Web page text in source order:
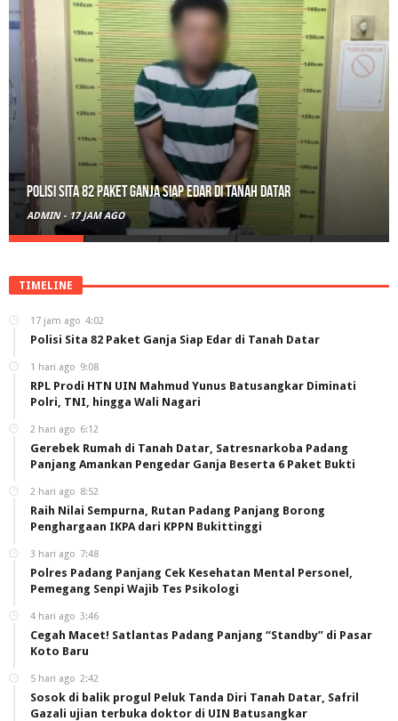
Polisi Sita 82 Paket Ganja Siap Edar di Tanah Datar
ADMIN - 17 JAM AGO
TIMELINE
17 jam ago 4:02
Polisi Sita 82 Paket Ganja Siap Edar di Tanah Datar
1 hari ago 9:08
RPL Prodi HTN UIN Mahmud Yunus Batusangkar Diminati
Polri, TNI, hingga Wali Nagari
2 hari ago 6:12
Gerebek Rumah di Tanah Datar, Satresnarkoba Padang
Panjang Amankan Pengedar Ganja Beserta 6 Paket Bukti
2 hari ago 8:52
Raih Nilai Sempurna, Rutan Padang Panjang Borong
Penghargaan IKPA dari KPPN Bukittinggi
3 hari ago 7:48
Polres Padang Panjang Cek Kesehatan Mental Personel,
Pemegang Senpi Wajib Tes Psikologi
4 hari ago 3:46
Cegah Macet! Satlantas Padang Panjang “Standby” di Pasar
Koto Baru
5 hari ago 2:42
Sosok di balik progul Peluk Tanda Diri Tanah Datar, Safril
Gazali ujian terbuka doktor di UIN Batusangkar